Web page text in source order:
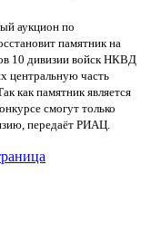
аукцион по
памятник на
10 дивизии войск НКВД
центральную часть
как памятник является
смогут только
передаёт РИАЦ.